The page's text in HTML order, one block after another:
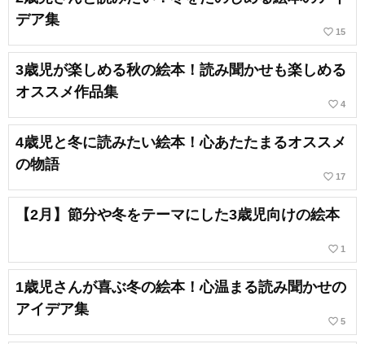
デア集
favorite_border 15
3歳児が楽しめる秋の絵本！読み聞かせも楽しめる
オススメ作品集
favorite_border 4
4歳児と冬に読みたい絵本！心あたたまるオススメ
の物語
favorite_border 17
【2月】節分や冬をテーマにした3歳児向けの絵本
favorite_border 1
1歳児さんが喜ぶ冬の絵本！心温まる読み聞かせの
アイデア集
favorite_border 5